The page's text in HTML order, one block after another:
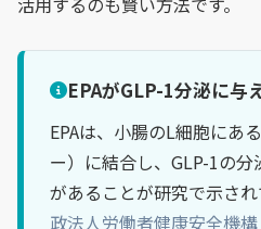
EPAがGLP-1分泌に与
EPAは、小腸のL細胞にあ
ー）に結合し、GLP-1の
があることが研究で示さ
政法人労働者健康安全機